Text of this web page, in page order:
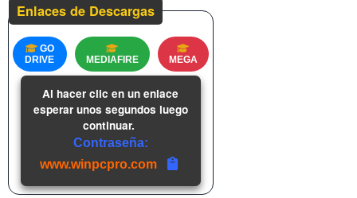
Enlaces de Descargas
GO
DRIVE
MEDIAFIRE MEGA
Al hacer clic en un enlace
esperar unos segundos luego
continuar.
Contraseña:
www.winpcpro.com